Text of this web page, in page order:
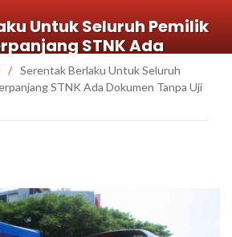
Untuk Seluruh Pemilik
STNK Ada
Uji Emisi
/ Serentak Berlaku Untuk Seluruh
STNK Ada Dokumen Tanpa Uji